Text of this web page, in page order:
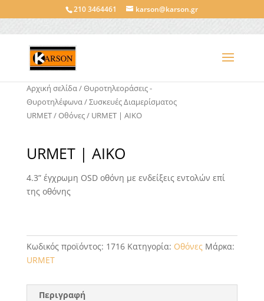
210 3464461 karson@karson.gr
Αρχική σελίδα/Θυροτηλεοράσεις -
Θυροτηλέφωνα/Συσκευές Διαμερίσματος
URMET/Οθόνες/ URMET | AIKO
URMET | AIKO
4.3” έγχρωμη OSD οθόνη με ενδείξεις εντολών επί
της οθόνης
Κωδικός προϊόντος: 1716 Κατηγορία: Οθόνες Μάρκα:
URMET
Περιγραφή